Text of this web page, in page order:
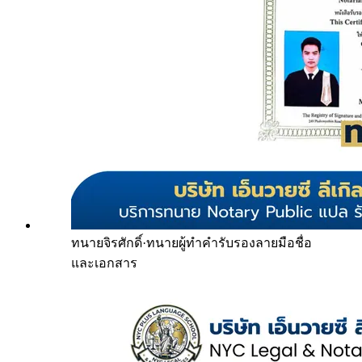
ทนายจิรศักดิ์·ทนายผู้ทำคำรับรองลายมือชื่อ
และเอกสาร